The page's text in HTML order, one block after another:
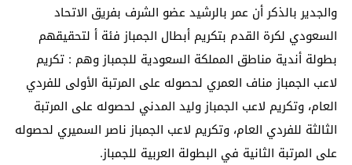
والجدير بالذكر أن عمر بالرشيد عضو الشرف بفريق الاتحاد
السعودي لكرة القدم بتكريم أبطال الجمباز فئة أ لتحقيقهم
بطولة أندية مناطق المملكة السعودية للجمباز وهم : تكريم
لاعب الجمباز مناف العمري لحصوله على المرتبة الأولى للفردي
العام، وتكريم لاعب الجمباز وليد المدني لحصوله على المرتبة
الثالثة للفردي العام، وتكريم لاعب الجمباز ناصر السميري لحصوله
على المرتبة الثانية في البطولة العربية للجمباز.